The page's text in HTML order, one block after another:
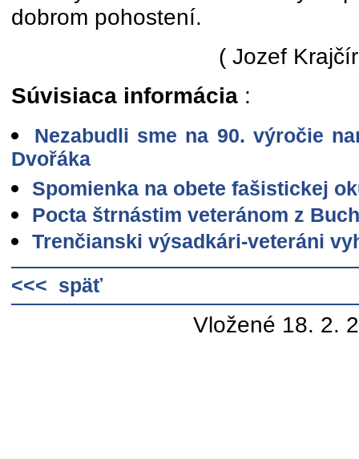
dobrom pohostení.
( Jozef
Súvisiaca informácia :
Nezabudli sme na 90. výročie
Dvořáka
Spomienka na obete fašistickej
Pocta štrnástim veteránom z
Trenčianski výsadkári-veteráni
<<< späť
Vložené 18. 2.